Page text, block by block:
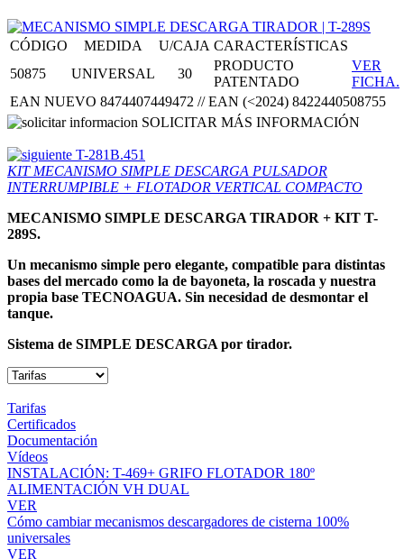
CÓDIGO MEDIDA U/CAJA CARACTERÍSTICAS
50875
UNIVERSAL 30
PRODUCTO
PATENTADO
VER
FICHA.
EAN NUEVO 8474407449472 // EAN (<2024) 8422440508755
SOLICITAR MÁS INFORMACIÓN
T-281B.451
KIT MECANISMO SIMPLE DESCARGA PULSADOR
INTERRUMPIBLE + FLOTADOR VERTICAL COMPACTO
MECANISMO SIMPLE DESCARGA TIRADOR + KIT T-
289S.
Un mecanismo simple pero elegante, compatible para distintas
bases del mercado como la de bayoneta, la roscada y nuestra
propia base TECNOAGUA. Sin necesidad de desmontar el
tanque.
Sistema de SIMPLE DESCARGA por tirador.
Tarifas
Certificados
Documentación
Vídeos
INSTALACIÓN: T-469+ GRIFO FLOTADOR 180º
ALIMENTACIÓN VH DUAL
VER
Cómo cambiar mecanismos descargadores de cisterna 100%
universales
VER